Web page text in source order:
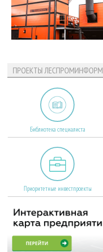
ПРОЕКТЫ ЛЕСПРОМИНФОРМ
Библиотека специалиста
Приоритетные инвестпроекты